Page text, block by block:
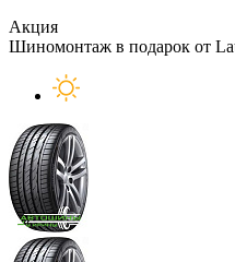
Акция
Шиномонтаж в подарок от